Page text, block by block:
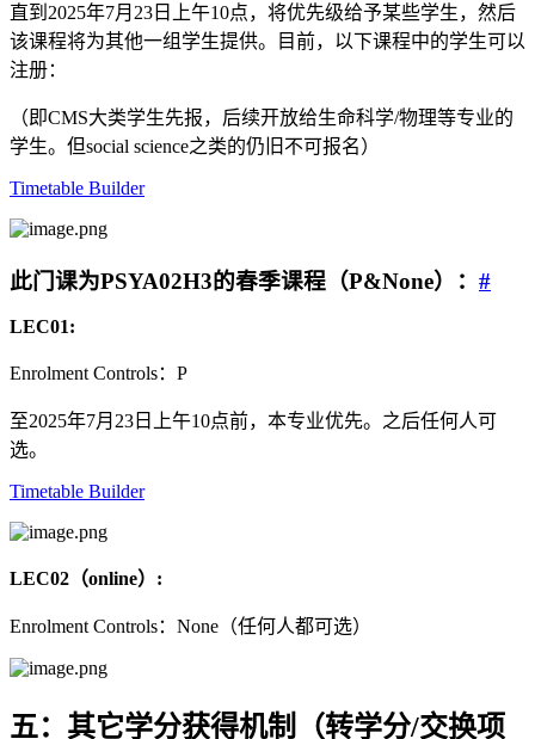
直到2025年7月23日上午10点，将优先级给予某些学生，然后
该课程将为其他一组学生提供。目前，以下课程中的学生可以
注册：
（即CMS大类学生先报，后续开放给生命科学/物理等专业的
学生。但social science之类的仍旧不可报名）
Timetable Builder
此门课为PSYA02H3的春季课程（P&None）： #
LEC01:
Enrolment Controls：P
至2025年7月23日上午10点前，本专业优先。之后任何人可
选。
Timetable Builder
LEC02（online）:
Enrolment Controls：None（任何人都可选）
五：其它学分获得机制（转学分/交换项